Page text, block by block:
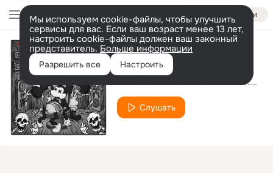
Войти
Мы используем cookie-файлы, чтобы улучшить
сервисы для вас. Если ваш возраст менее 13 лет,
настроить cookie-файлы должен ваш законный
представитель. Больше информации
Разрешить все Настроить
Мало [Bonus]
feat. Sir-J
Слушать